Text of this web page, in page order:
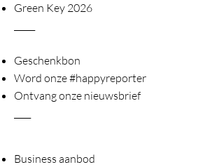
Green Key 2026
Geschenkbon
Word onze #happyreporter
Ontvang onze nieuwsbrief
Business aanbod